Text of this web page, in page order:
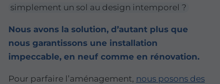
simplement un sol au design intemporel ?
Nous avons la solution, d’autant plus que
nous garantissons une installation
impeccable, en neuf comme en rénovation.
Pour parfaire l’aménagement, nous posons des